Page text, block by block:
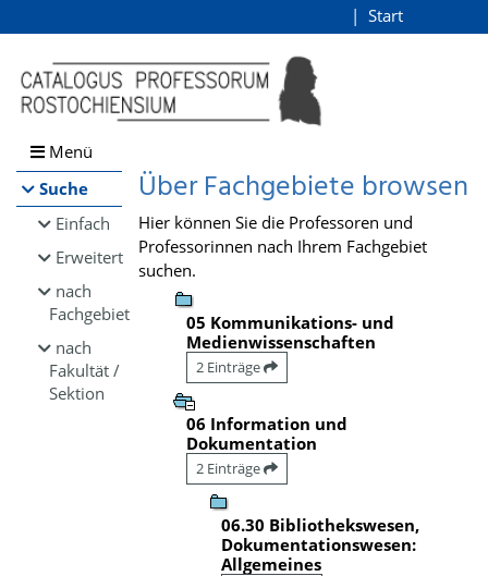
Browsen
direkt zum Inhalt
Start
Menü
Suche
Einfach
Erweitert
nach
Fachgebiet
nach
Fakultät /
Sektion
Über Fachgebiete browsen
Hier können Sie die Professoren und
Professorinnen nach Ihrem Fachgebiet
suchen.
05 Kommunikations- und
Medienwissenschaften
2 Einträge
06 Information und
Dokumentation
2 Einträge
06.30 Bibliothekswesen,
Dokumentationswesen:
Allgemeines